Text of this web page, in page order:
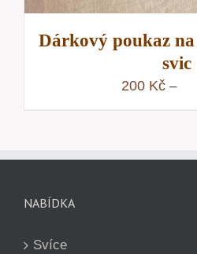
Dárkový poukaz
svic
200 Kč –
NABÍDKA
Svíce